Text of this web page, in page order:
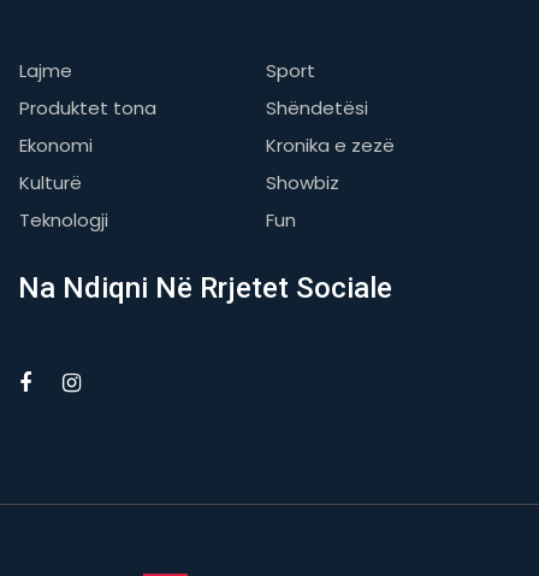
Lajme
Sport
Produktet tona
Shëndetësi
Ekonomi
Kronika e zezë
Kulturë
Showbiz
Teknologji
Fun
Na Ndiqni Në Rrjetet Sociale